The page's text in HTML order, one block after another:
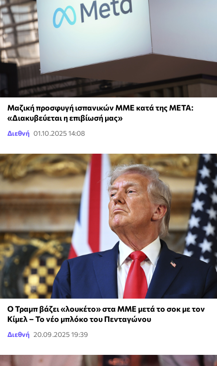
Μαζική προσφυγή ισπανικών ΜΜΕ κατά της META:
«Διακυβεύεται η επιβίωσή μας»
Διεθνή 01.10.2025 14:08
Ο Τραμπ βάζει «λουκέτο» στα ΜΜΕ μετά το σοκ με τον
Κίμελ – Το νέο μπλόκο του Πενταγώνου
Διεθνή 20.09.2025 19:39